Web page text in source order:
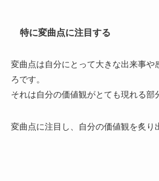
特に変曲点に注目する
変曲点は自分にとって大きな出来事や
ろです。
それは自分の価値観がとても現れる部
変曲点に注目し、自分の価値観を炙り